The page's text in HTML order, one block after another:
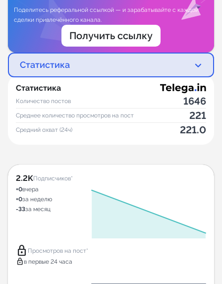
Поделитесь реферальной ссылкой — и зарабатывайте с каждой
сделки привлечённого канала.
Получить ссылку
Статистика
Статистика
Количество постов 1646
Среднее количество просмотров на пост 221
Средний охват (24ч) 221.0
2.2KПодписчиков*
+0вчера
+0за неделю
-33за месяц
lock Просмотров на пост*
lock в первые 24 часа